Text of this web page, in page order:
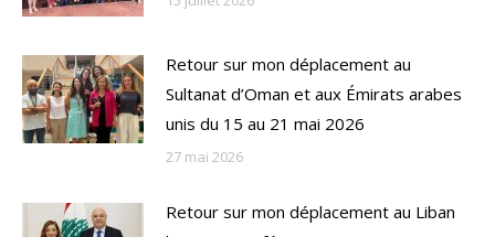
Retour sur mon déplacement au
Sultanat d’Oman et aux Émirats arabes
unis du 15 au 21 mai 2026
27 mai 2026
Retour sur mon déplacement au Liban